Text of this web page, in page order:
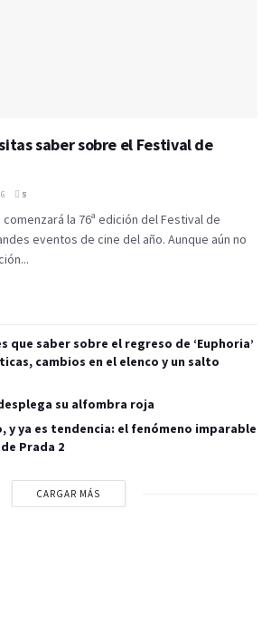
saber sobre el Festival de
5
la 76ª edición del Festival de
eventos de cine del año. Aunque aún no
que saber sobre el regreso de ‘Euphoria’
cambios en el elenco y un salto
su alfombra roja
y ya es tendencia: el fenómeno imparable
Prada 2
CARGAR MÁS